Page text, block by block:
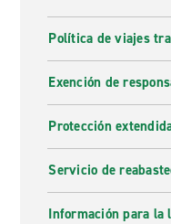
Política de viajes
Exención de
Protección
Servicio de
Información para la